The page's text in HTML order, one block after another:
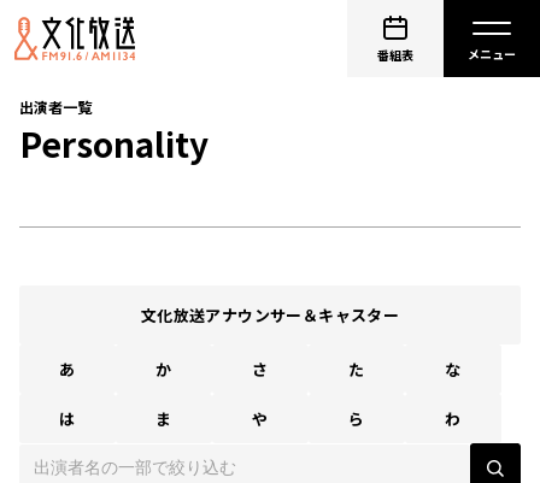
番組表
出演者一覧
Personality
文化放送アナウンサー＆キャスター
あ か さ た な
は ま や ら わ